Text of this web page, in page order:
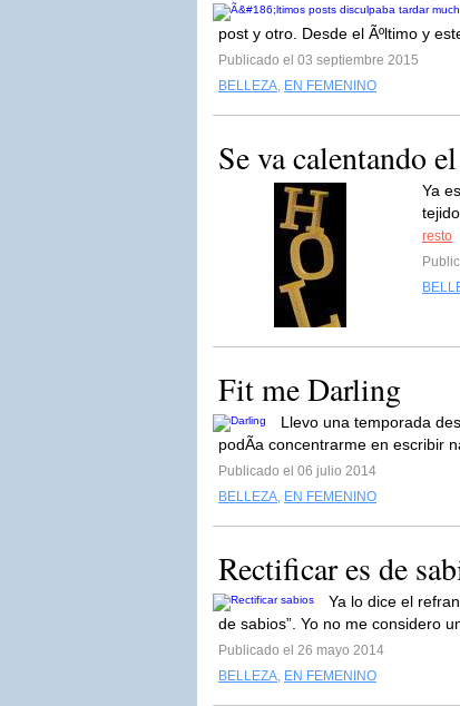
post y otro. Desde el Ãºltimo y
Publicado el 03 septiembre 2015
BELLEZA, EN FEMENINO
Se va calentando
Ya
resto
Fit me Darling
Llevo una temporada
podÃ­a concentrarme en escribir
Publicado el 06 julio 2014
BELLEZA, EN FEMENINO
Rectificar es de
Ya lo dice el
de sabios”. Yo no me considero
Publicado el 26 mayo 2014
BELLEZA, EN FEMENINO